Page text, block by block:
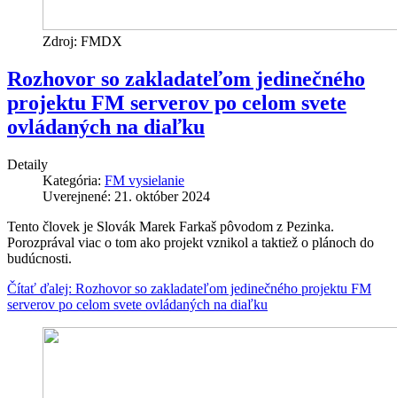
Zdroj: FMDX
Rozhovor so zakladateľom jedinečného
projektu FM serverov po celom svete
ovládaných na diaľku
Detaily
Kategória: FM vysielanie
Uverejnené: 21. október 2024
Tento človek je Slovák Marek Farkaš pôvodom z Pezinka.
Porozprával viac o tom ako projekt vznikol a taktiež o plánoch do
budúcnosti.
Čítať ďalej: Rozhovor so zakladateľom jedinečného projektu FM
serverov po celom svete ovládaných na diaľku